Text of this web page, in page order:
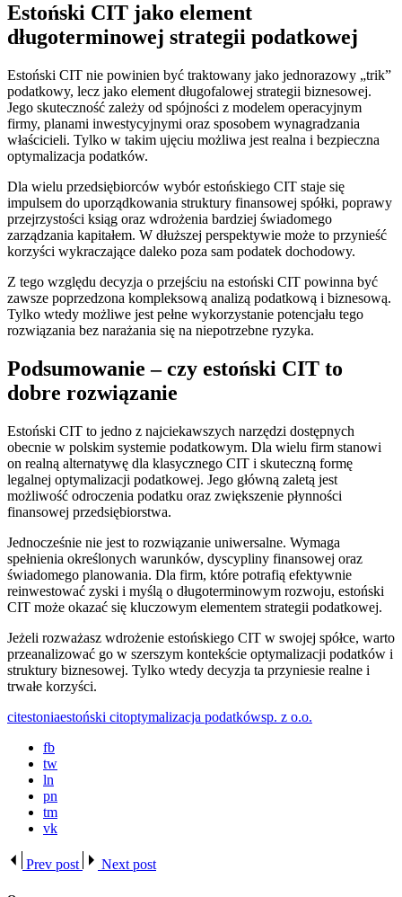
Estoński CIT jako element
długoterminowej strategii podatkowej
Estoński CIT nie powinien być traktowany jako jednorazowy „trik”
podatkowy, lecz jako element długofalowej strategii biznesowej.
Jego skuteczność zależy od spójności z modelem operacyjnym
firmy, planami inwestycyjnymi oraz sposobem wynagradzania
właścicieli. Tylko w takim ujęciu możliwa jest realna i bezpieczna
optymalizacja podatków.
Dla wielu przedsiębiorców wybór estońskiego CIT staje się
impulsem do uporządkowania struktury finansowej spółki, poprawy
przejrzystości ksiąg oraz wdrożenia bardziej świadomego
zarządzania kapitałem. W dłuższej perspektywie może to przynieść
korzyści wykraczające daleko poza sam podatek dochodowy.
Z tego względu decyzja o przejściu na estoński CIT powinna być
zawsze poprzedzona kompleksową analizą podatkową i biznesową.
Tylko wtedy możliwe jest pełne wykorzystanie potencjału tego
rozwiązania bez narażania się na niepotrzebne ryzyka.
Podsumowanie – czy estoński CIT to
dobre rozwiązanie
Estoński CIT to jedno z najciekawszych narzędzi dostępnych
obecnie w polskim systemie podatkowym. Dla wielu firm stanowi
on realną alternatywę dla klasycznego CIT i skuteczną formę
legalnej optymalizacji podatkowej. Jego główną zaletą jest
możliwość odroczenia podatku oraz zwiększenie płynności
finansowej przedsiębiorstwa.
Jednocześnie nie jest to rozwiązanie uniwersalne. Wymaga
spełnienia określonych warunków, dyscypliny finansowej oraz
świadomego planowania. Dla firm, które potrafią efektywnie
reinwestować zyski i myślą o długoterminowym rozwoju, estoński
CIT może okazać się kluczowym elementem strategii podatkowej.
Jeżeli rozważasz wdrożenie estońskiego CIT w swojej spółce, warto
przeanalizować go w szerszym kontekście optymalizacji podatków i
struktury biznesowej. Tylko wtedy decyzja ta przyniesie realne i
trwałe korzyści.
citestoniaestoński citoptymalizacja podatkówsp. z o.o.
fb
tw
ln
pn
tm
vk
Prev post Next post